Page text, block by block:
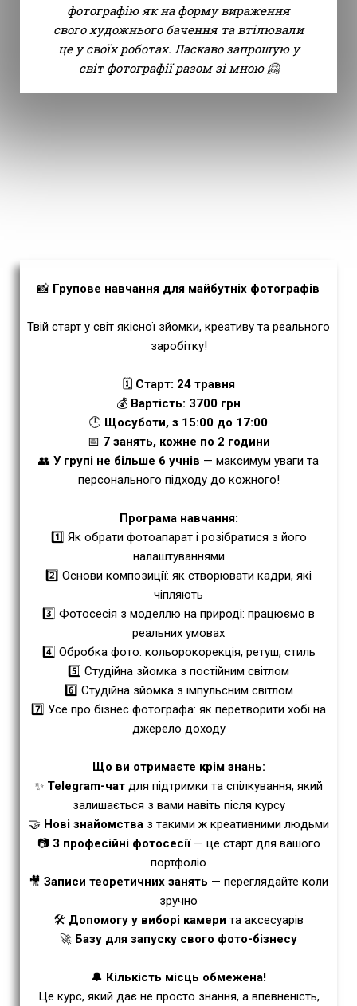
фотографію як на форму вираження
свого художнього бачення та втілювали
це у своїх роботах. Ласкаво запрошую у
світ фотографії разом зі мною 🤗
📸 Групове навчання для майбутніх фотографів
Твій старт у світ якісної зйомки, креативу та реального
заробітку!
🗓 Старт: 24 травня
💰 Вартість: 3700 грн
🕒 Щосуботи, з 15:00 до 17:00
📅 7 занять, кожне по 2 години
👥 У групі не більше 6 учнів — максимум уваги та
персонального підходу до кожного!
Програма навчання:
1️⃣ Як обрати фотоапарат і розібратися з його
налаштуваннями
2️⃣ Основи композиції: як створювати кадри, які
чіпляють
3️⃣ Фотосесія з моделлю на природі: працюємо в
реальних умовах
4️⃣ Обробка фото: кольорокорекція, ретуш, стиль
5️⃣ Студійна зйомка з постійним світлом
6️⃣ Студійна зйомка з імпульсним світлом
7️⃣ Усе про бізнес фотографа: як перетворити хобі на
джерело доходу
Що ви отримаєте крім знань:
✨ Telegram-чат для підтримки та спілкування, який
залишається з вами навіть після курсу
🤝 Нові знайомстваз такими ж креативними людьми
📷 3 професійні фотосесії— це старт для вашого
портфоліо
🎥 Записи теоретичних занять — переглядайте коли
зручно
🛠 Допомогу у виборі камери та аксесуарів
🚀 Базу для запуску свого фото-бізнесу
🔔 Кількість місць обмежена!
Це курс, який дає не просто знання, а впевненість,